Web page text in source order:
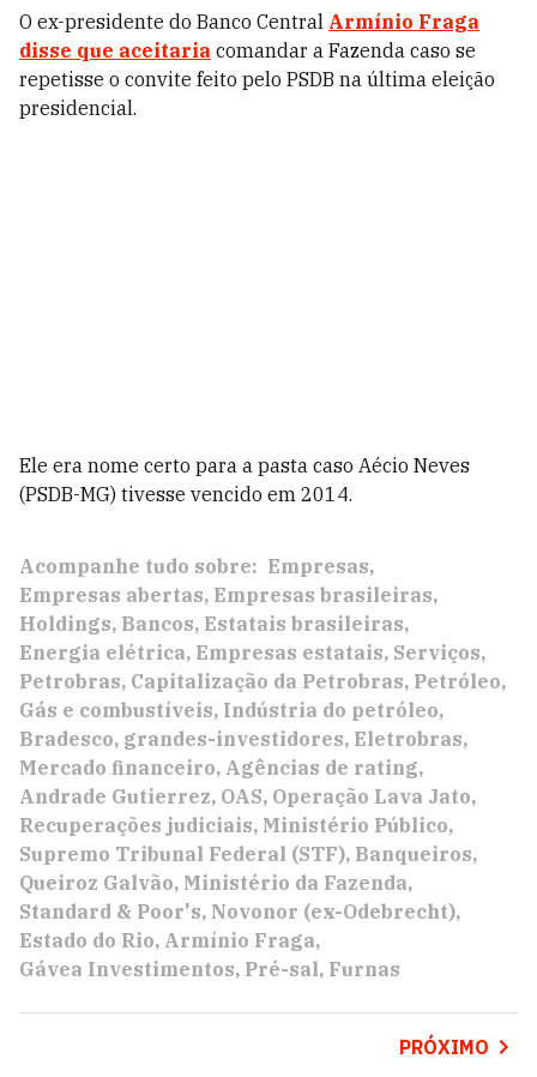
O ex-presidente do Banco Central Armínio Fraga
disse que aceitaria comandar a Fazenda caso se
repetisse o convite feito pelo PSDB na última eleição
presidencial.
Ele era nome certo para a pasta caso Aécio Neves
(PSDB-MG) tivesse vencido em 2014.
Acompanhe tudo sobre: Empresas
Empresas abertas Empresas brasileiras
Holdings Bancos Estatais brasileiras
Energia elétrica Empresas estatais Serviços
Petrobras Capitalização da Petrobras Petróleo
Gás e combustíveis Indústria do petróleo
Bradesco grandes-investidores Eletrobras
Mercado financeiro Agências de rating
Andrade Gutierrez OAS Operação Lava Jato
Recuperações judiciais Ministério Público
Supremo Tribunal Federal (STF) Banqueiros
Queiroz Galvão Ministério da Fazenda
Standard & Poor's Novonor (ex-Odebrecht)
Estado do Rio Armínio Fraga
Gávea Investimentos Pré-sal Furnas
PRÓXIMO